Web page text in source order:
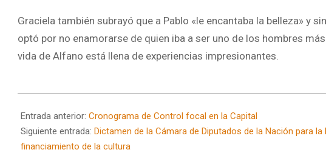
Graciela también subrayó que a Pablo «le encantaba la belleza» y
optó por no enamorarse de quien iba a ser uno de los hombres
vida de Alfano está llena de experiencias impresionantes.
11-
25
Entrada anterior: Cronograma de Control focal en la Capital
Siguiente entrada: Dictamen de la Cámara de Diputados de la Nación para
financiamiento de la cultura